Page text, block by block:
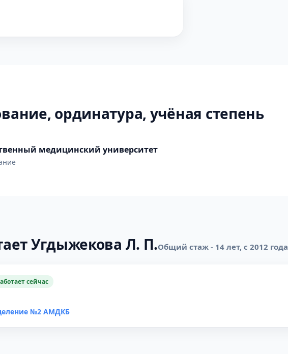
ординатура, учёная степень
медицинский университет
Угдыжекова Л. П.Общий стаж - 14 лет, с 2012 года
сейчас
№2 АМДКБ